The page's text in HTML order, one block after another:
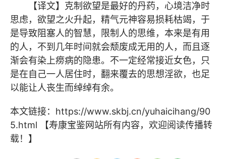
【译文】克制欲望是最好的丹药，心境洁净时
思虑，欲望之火升起，精气元神容易损耗枯竭，于
是导致阻塞人的智慧，限制人的思维，本来是有用
的人，不到几年时间就会颓废成无用的人，而且逐
渐会有染上痨病的隐患。不一定经常接近女色，只
是在自己一人居住时，翻来覆去的思想淫欲，也足
以能让人丧生而绰绰有余。
本文链接： https://www.skbj.cn/yuhaicihang/90
5.html 【寿康宝鉴网站所有内容，欢迎阅读传播转
载！】